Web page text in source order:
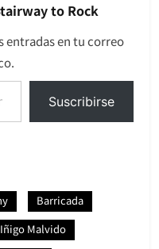
to Rock
entradas en tu correo
Suscribirse
Barricada
Iñigo Malvido